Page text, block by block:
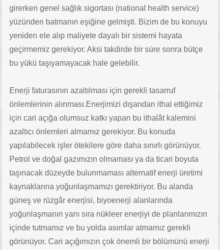
girerken genel sağlık sigortası (national health service)
yüzünden batmanın eşiğine gelmişti. Bizim de bu konuyu
yeniden ele alıp maliyete dayalı bir sistemi hayata
geçirmemiz gerekiyor. Aksi takdirde bir süre sonra bütçe
bu yükü taşıyamayacak hale gelebilir.
Enerji faturasının azaltılması için gerekli tasarruf
önlemlerinin alınması.Enerjimizi dışarıdan ithal ettiğimiz
için cari açığa olumsuz katkı yapan bu ithalât kalemini
azaltıcı önlemleri almamız gerekiyor. Bu konuda
yapılabilecek işler ötekilere göre daha sınırlı görünüyor.
Petrol ve doğal gazımızın olmaması ya da ticari boyuta
taşınacak düzeyde bulunmaması alternatif enerji üretimi
kaynaklarına yoğunlaşmamızı gerektiriyor. Bu alanda
güneş ve rüzgâr enerjisi, biyoenerji alanlarında
yoğunlaşmanın yanı sıra nükleer enerjiyi de planlarımızın
içinde tutmamız ve bu yolda asımlar atmamız gerekli
görünüyor. Cari açığımızın çok önemli bir bölümünü enerji